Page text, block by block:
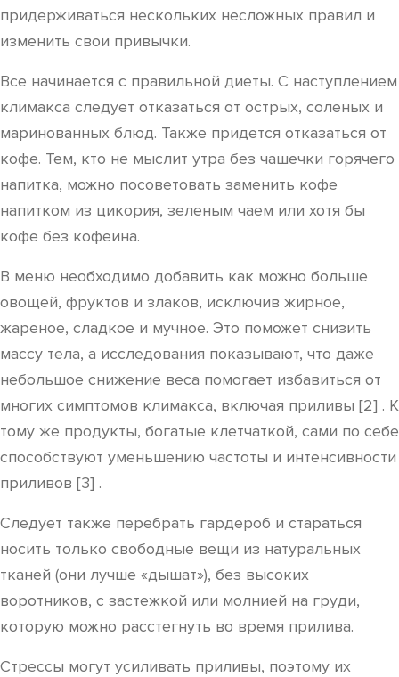
придерживаться нескольких несложных правил и
изменить свои привычки.
Все начинается с правильной диеты. С наступлением
климакса следует отказаться от острых, соленых и
маринованных блюд. Также придется отказаться от
кофе. Тем, кто не мыслит утра без чашечки горячего
напитка, можно посоветовать заменить кофе
напитком из цикория, зеленым чаем или хотя бы
кофе без кофеина.
В меню необходимо добавить как можно больше
овощей, фруктов и злаков, исключив жирное,
жареное, сладкое и мучное. Это поможет снизить
массу тела, а исследования показывают, что даже
небольшое снижение веса помогает избавиться от
многих симптомов климакса, включая приливы [2] . К
тому же продукты, богатые клетчаткой, сами по себе
способствуют уменьшению частоты и интенсивности
приливов [3] .
Следует также перебрать гардероб и стараться
носить только свободные вещи из натуральных
тканей (они лучше «дышат»), без высоких
воротников, с застежкой или молнией на груди,
которую можно расстегнуть во время прилива.
Стрессы могут усиливать приливы, поэтому их